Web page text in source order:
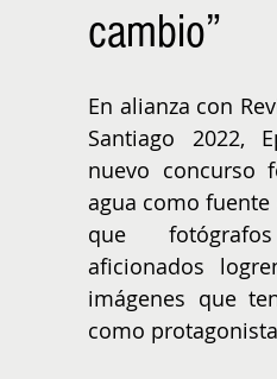
ALIMENTACIÓN COLUMNA
cambio”
En alianza con
Santiago 2022,
nuevo concurso
agua como fuente
que
aficionados
imágenes que
como